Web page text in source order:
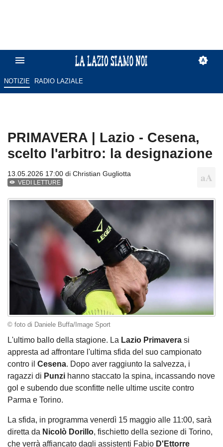
NOTIZIE RADIO LAZIALE
PRIMAVERA | Lazio - Cesena,
scelto l'arbitro: la designazione
13.05.2026 17:00 di Christian Gugliotta
VEDI LETTURE
© foto di Daniele Buffa/Image Sport
L'ultimo ballo della stagione. La Lazio Primavera si
appresta ad affrontare l'ultima sfida del suo campionato
contro il Cesena. Dopo aver raggiunto la salvezza, i
ragazzi di Punzi hanno staccato la spina, incassando nove
gol e subendo due sconfitte nelle ultime uscite contro
Parma e Torino.
La sfida, in programma venerdì 15 maggio alle 11:00, sarà
diretta da Nicolò Dorillo, fischietto della sezione di Torino,
che verrà affiancato dagli assistenti Fabio D'Ettorre